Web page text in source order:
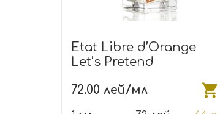
Etat Libre d’Orange
Let’s Pretend
72.00 лей/мл